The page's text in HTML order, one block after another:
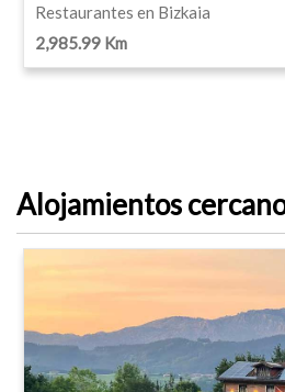
Restaurantes en Bizkaia
2,985.99 Km
Alojamientos